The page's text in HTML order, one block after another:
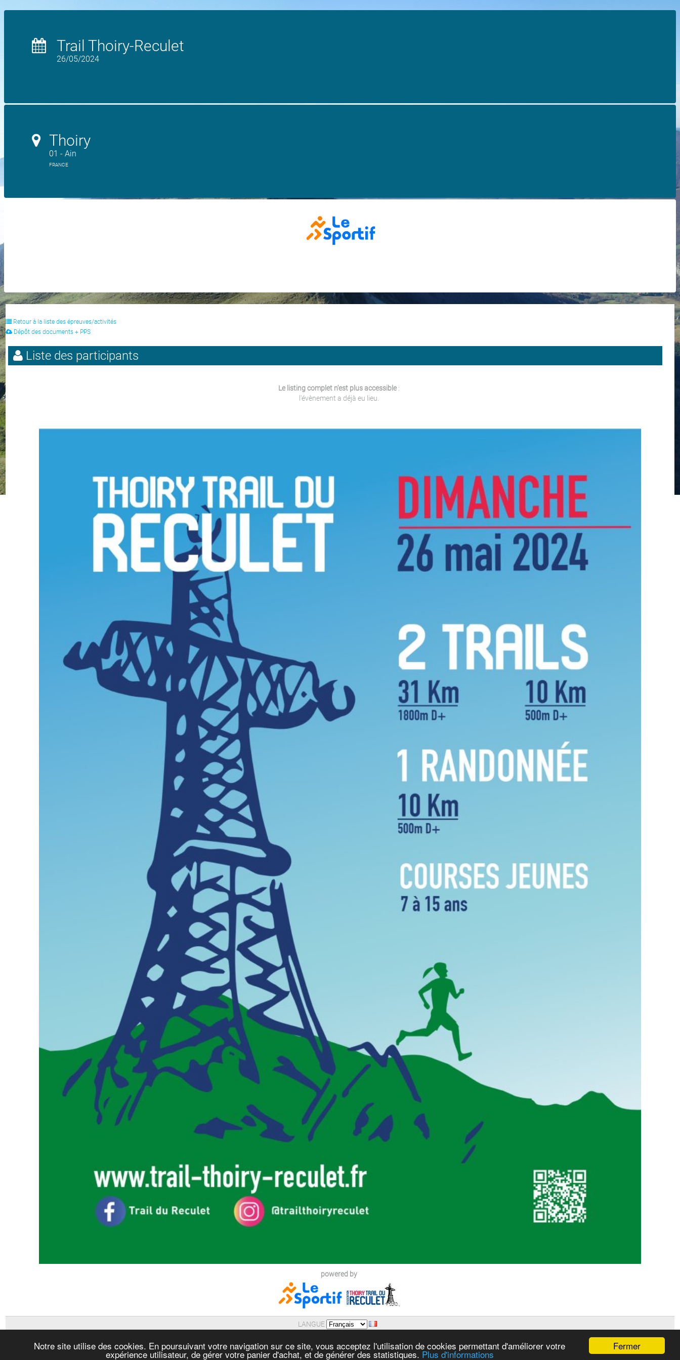
Fermer
Notre site utilise des cookies. En poursuivant votre navigation sur ce site, vous acceptez l'utilisation de cookies permettant d'améliorer votre
expérience utilisateur, de gérer votre panier d'achat, et de générer des statistiques. Plus d'informations
Trail Thoiry-Reculet
26/05/2024
Thoiry
01 - Ain
FRANCE
Retour à la liste des épreuves/activités
Dépôt des documents + PPS
Liste des participants
Le listing complet n'est plus accessible:
l'évènement a déjà eu lieu.
powered by
LANGUE
MENTIONS LEGALES
|SECURITE DES PAIEMENTS